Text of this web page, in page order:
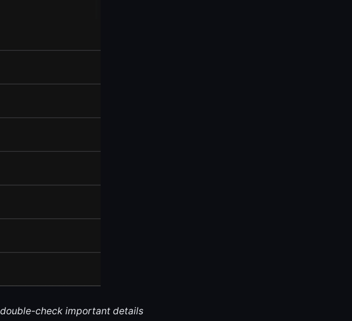
check important details